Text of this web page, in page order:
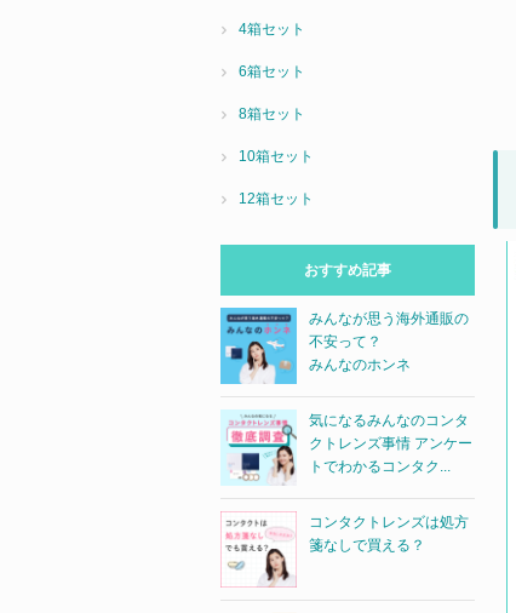
4箱セット
6箱セット
8箱セット
10箱セット
12箱セット
おすすめ記事
みんなが思う海外通販の
不安って？
みんなのホンネ
気になるみんなのコンタ
クトレンズ事情 アンケー
トでわかるコンタク...
コンタクトレンズは処方
箋なしで買える？